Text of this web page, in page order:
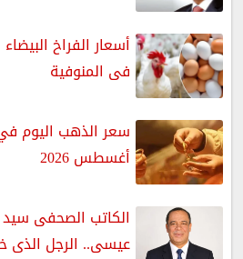
فى المنوفية
أغسطس 2026
الكاتب الصحفى سيد
عيسى.. الرجل الذى